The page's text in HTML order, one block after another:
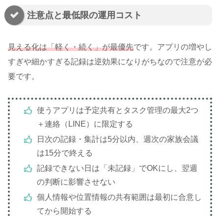
注意点と最低限の運用コスト
見える化は「軽く・続く」が最優先です。アプリの増やし
すぎや細かすぎる記録は逆効果になりがちなので注意が必
要です。
使うアプリは予定共有とタスク管理の最大2つ
＋連絡（LINE）に限定する
日次の記録・集計は5分以内、週次の家族会議
は15分で終える
記録できない日は「未記録」でOKにし、翌週
の判断に影響させない
個人情報や位置情報の共有範囲は最初に合意し
てから開始する